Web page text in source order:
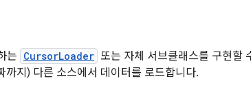
는 CursorLoader 또는 자체 서브클래스를 구현할
까지) 다른 소스에서 데이터를 로드합니다.